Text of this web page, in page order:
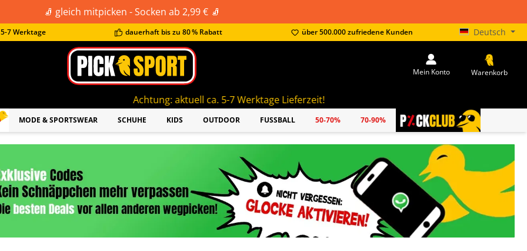
🧦 gleich mitpicken - Socken ab 2,99 € 🧦
7 Werktage dauerhaft bis zu 80 % Rabatt über 500.000 zufriedene Kunden Deutsch
Achtung: aktuell ca. 5-7 Werktage Lieferzeit!
Mein Konto Warenkorb
MODE & SPORTSWEAR SCHUHE KIDS OUTDOOR FUSSBALL 50-70% 70-90% PICKCLUB